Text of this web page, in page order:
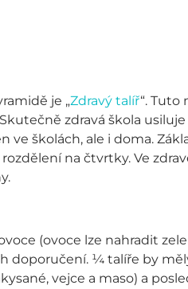
je „Zdravý talíř“. Tuto
zdravá škola
ve školách, ale i doma.
na čtvrtky. Ve
(ovoce lze nahradit
doporučení. ¼ talíře by
vejce a maso) a